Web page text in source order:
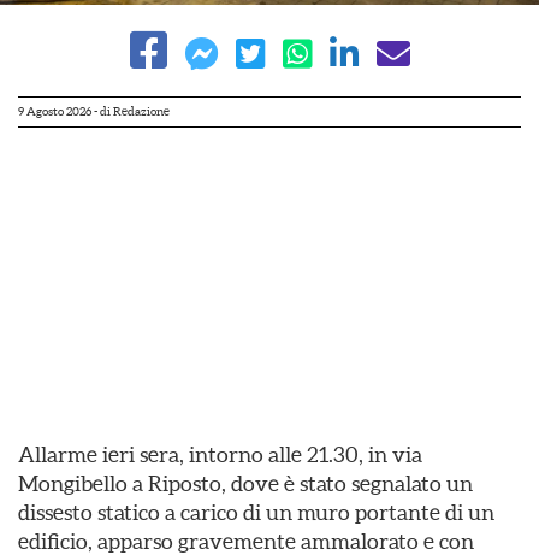
9 Agosto 2026- di Redazione
Allarme ieri sera, intorno alle 21.30, in via
Mongibello a Riposto, dove è stato segnalato un
dissesto statico a carico di un muro portante di un
edificio, apparso gravemente ammalorato e con